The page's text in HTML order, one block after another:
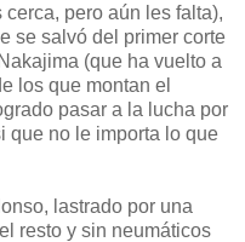
pero aún les falta),
se salvó del primer corte
(que ha vuelto a
los que montan el
pasar a la lucha por
que no le importa lo que
lastrado por una
resto y sin neumáticos